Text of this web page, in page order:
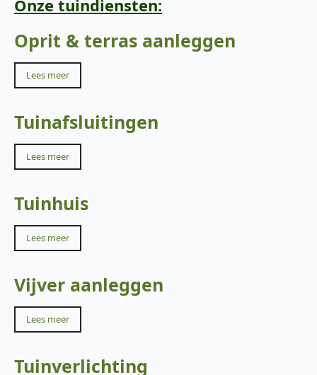
Onze tuindiensten:
Oprit & terras aanleggen
Lees meer
Tuinafsluitingen
Lees meer
Tuinhuis
Lees meer
Vijver aanleggen
Lees meer
Tuinverlichting